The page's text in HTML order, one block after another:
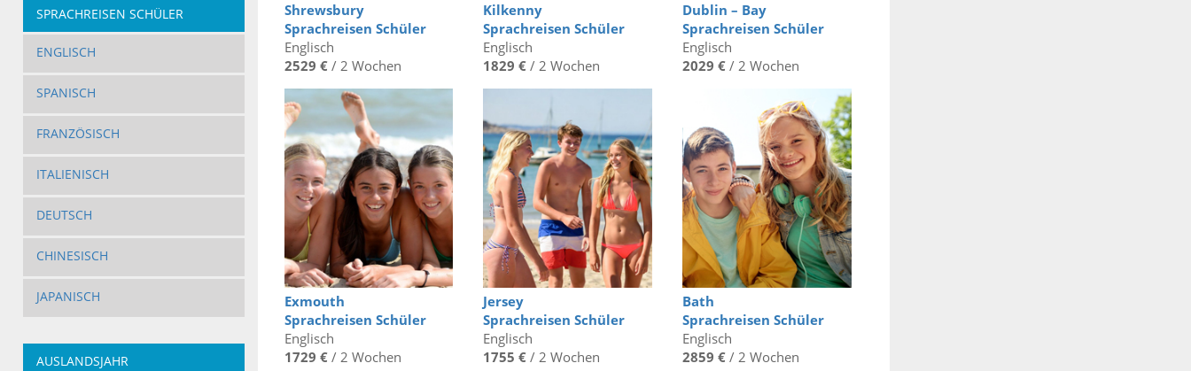
SPRACHREISEN SCHÜLER
ENGLISCH
SPANISCH
FRANZÖSISCH
ITALIENISCH
DEUTSCH
CHINESISCH
JAPANISCH
AUSLANDSJAHR
Shrewsbury
Sprachreisen Schüler
Englisch
2529 €/ 2 Wochen
Kilkenny
Sprachreisen Schüler
Englisch
1829 € / 2 Wochen
Dublin – Bay
Sprachreisen Schüler
Englisch
2029 € / 2 Wochen
Exmouth
Sprachreisen Schüler
Englisch
1729 €/ 2 Wochen
Jersey
Sprachreisen Schüler
Englisch
1755 € / 2 Wochen
Bath
Sprachreisen Schüler
Englisch
2859 € / 2 Wochen